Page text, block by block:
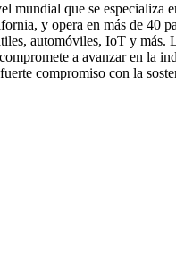
mundial que se
y opera en más de
automóviles, IoT y
a avanzar en la
compromiso con la